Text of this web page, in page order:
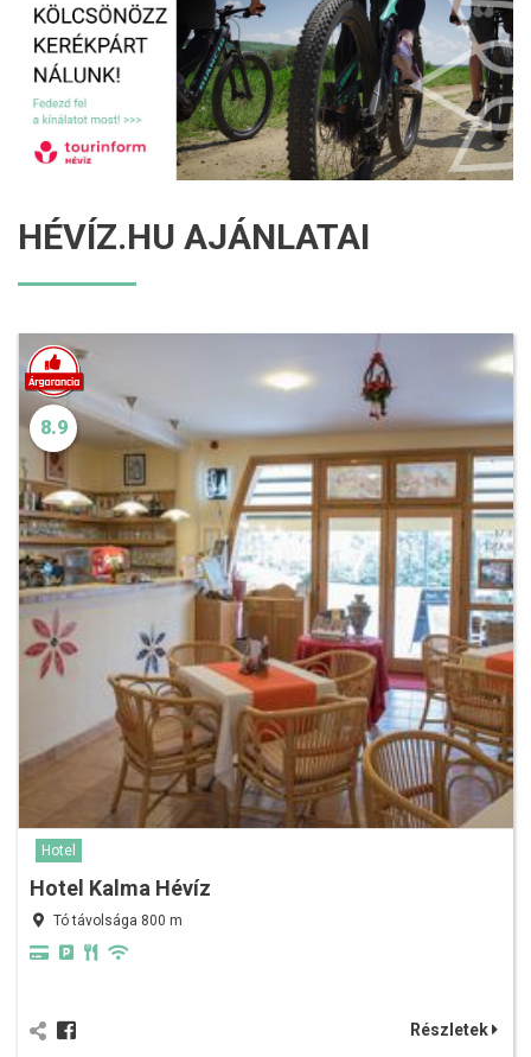
HÉVÍZ.HU AJÁNLATAI
8.9
Hotel
Hotel Kalma Hévíz
Tó távolsága 800 m
Részletek